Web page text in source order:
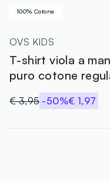
100% Cotone
OVS KIDS
T-shirt viola a
puro cotone
€ 3,95 -50%€ 1,97